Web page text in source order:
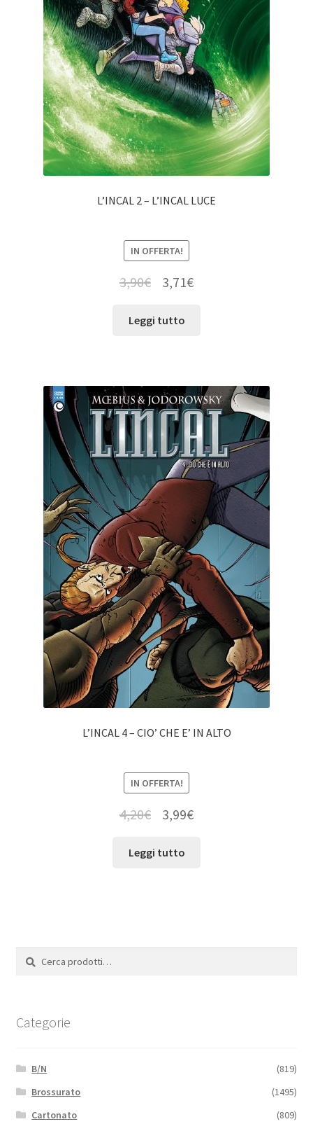
L’INCAL 2 – L’INCAL LUCE
IN OFFERTA!
3,90€ 3,71€
Leggi tutto
L’INCAL 4 – CIO’ CHE E’ IN ALTO
IN OFFERTA!
4,20€ 3,99€
Leggi tutto
Cerca:
Cerca
Categorie
B/N
(819)
Brossurato
(1495)
Cartonato
(809)